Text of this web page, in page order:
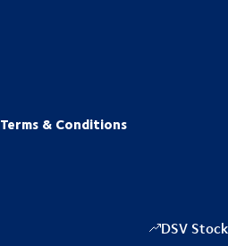
& Conditions
DSV Stock